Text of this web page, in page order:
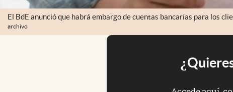
El BdE anunció que habrá embargo de cuentas bancarias para los
archivo